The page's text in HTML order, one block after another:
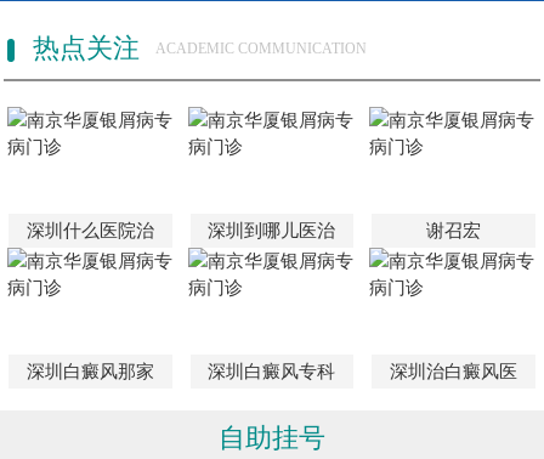
热点关注 ACADEMIC COMMUNICATION
深圳什么医院治 深圳到哪儿医治 谢召宏
深圳白癜风那家 深圳白癜风专科 深圳治白癜风医
自助挂号